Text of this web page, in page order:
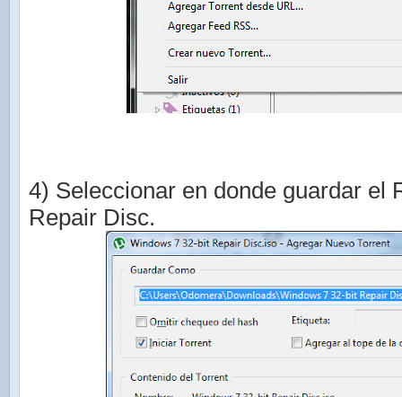
4) Seleccionar en donde guardar el
Repair Disc.